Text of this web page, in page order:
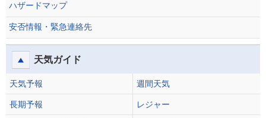
ハザードマップ
安否情報・緊急連絡先
天気ガイド
天気予報 週間天気
長期予報 レジャー